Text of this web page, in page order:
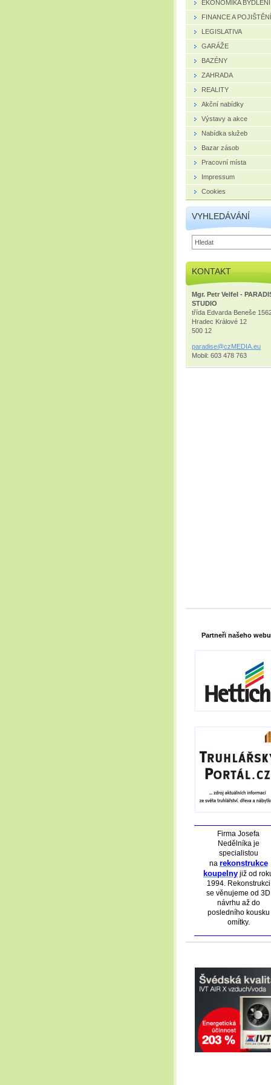
EKONOMIKA BYDLENÍ
FINANCE A POJIŠTĚNÍ
LEGISLATIVA
GARÁŽE
BAZÉNY
ZAHRADA
REALITY
Akční nabídky
Výstavy a akce
Nabídka služeb
Bazar zásob
Pracovní místa
Impressum
Cookies
VYHLEDÁVÁNÍ
KONTAKT
Mgr. Petr Velfel -
STUDIO
třída Edvarda Beneše
Hradec Králové 12
500 12
paradise@czMEDIA .eu
Mobil: 603 478 763
Partneři našeho
Firma Josefa
Nedělníka je
specialistou
na rekonstrukce
koupelny již od
1994. Rekonstrukci
se věnujeme od 3D
návrhu až do
posledního kousku
omítky.